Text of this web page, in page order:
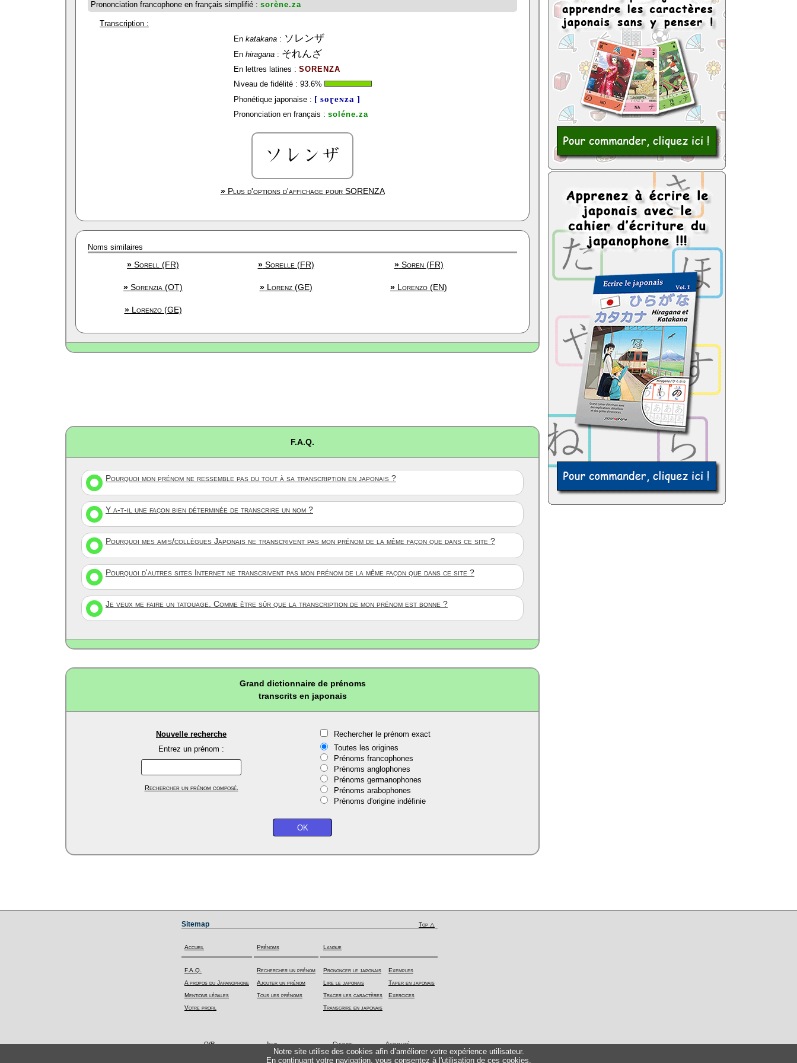
Prononciation francophone en français simplifié : sorène.za
Transcription :
En katakana: ソレンザ
En hiragana: それんざ
En lettres latines : SORENZA
Niveau de fidélité : 93.6%
Phonétique japonaise : [ soɽeɴza ]
Prononciation en français : soléne.za
»Plus d'options d'affichage pourSORENZA
Noms similaires
» Sorell (FR) »Sorelle (FR) »Soren (FR)
» Sorenzia (OT) »Lorenz (GE) » Lorenzo (EN)
»Lorenzo (GE)
F.A.Q.
Pourquoi mon prénom ne ressemble pas du tout à sa transcription en japonais ?
Y a-t-il une façon bien déterminée de transcrire un nom ?
Pourquoi mes amis/collègues Japonais ne transcrivent pas mon prénom de la même façon que dans ce site ?
Pourquoi d'autres sites Internet ne transcrivent pas mon prénom de la même façon que dans ce site ?
Je veux me faire un tatouage. Comme être sûr que la transcription de mon prénom est bonne ?
Grand dictionnaire de prénoms
transcrits en japonais
Nouvelle recherche
Entrez un prénom :
Rechercher un prénom composé.
Rechercher le prénom exact
Toutes les origines
Prénoms francophones
Prénoms anglophones
Prénoms germanophones
Prénoms arabophones
Prénoms d'origine indéfinie
Notre site utilise des cookies afin d’améliorer votre expérience utilisateur.
En continuant votre navigation, vous consentez à l'utilisation de ces cookies.
Sitemap Top △
Accueil
F.A.Q.
A propos du Japanophone
Mentions légales
Votre profil
Prénoms
Rechercher un prénom
Ajouter un prénom
Tous les prénoms
Langue
Prononcer le japonais
Lire le japonais
Tracer les caractères
Transcrire en japonais
Exemples
Taper en japonais
Exercices
Q/R Jeux Culture Actualité